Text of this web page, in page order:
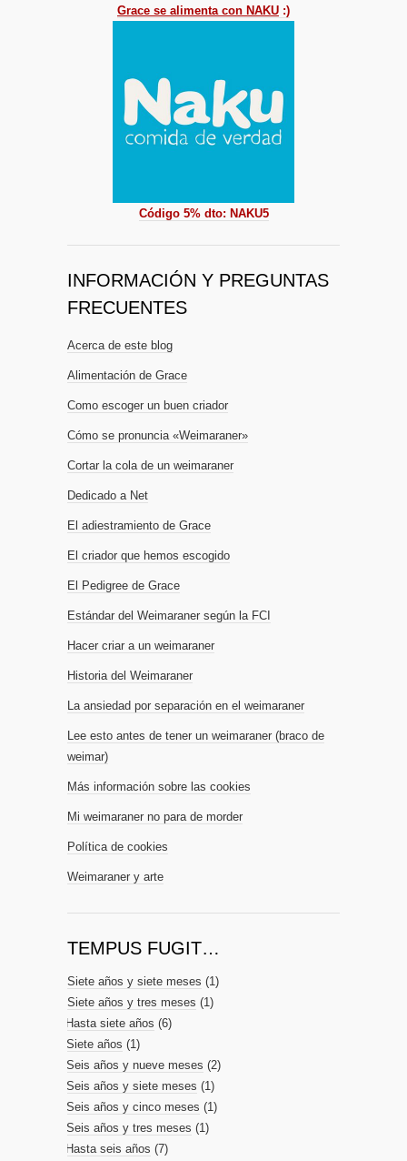
Grace se alimenta con NAKU :)
Código 5% dto: NAKU5
INFORMACIÓN Y PREGUNTAS
FRECUENTES
Acerca de este blog
Alimentación de Grace
Como escoger un buen criador
Cómo se pronuncia «Weimaraner»
Cortar la cola de un weimaraner
Dedicado a Net
El adiestramiento de Grace
El criador que hemos escogido
El Pedigree de Grace
Estándar del Weimaraner según la FCI
Hacer criar a un weimaraner
Historia del Weimaraner
La ansiedad por separación en el weimaraner
Lee esto antes de tener un weimaraner (braco de
weimar)
Más información sobre las cookies
Mi weimaraner no para de morder
Política de cookies
Weimaraner y arte
TEMPUS FUGIT…
Siete años y siete meses (1)
Siete años y tres meses (1)
Hasta siete años (6)
Siete años (1)
Seis años y nueve meses (2)
Seis años y siete meses (1)
Seis años y cinco meses (1)
Seis años y tres meses (1)
Hasta seis años (7)